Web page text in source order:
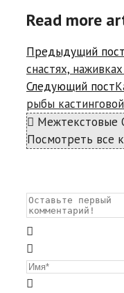
Read more
Предыдущий пост
снастях,
Следующий пост
рыбы
Межтекстовые
Посмотреть все